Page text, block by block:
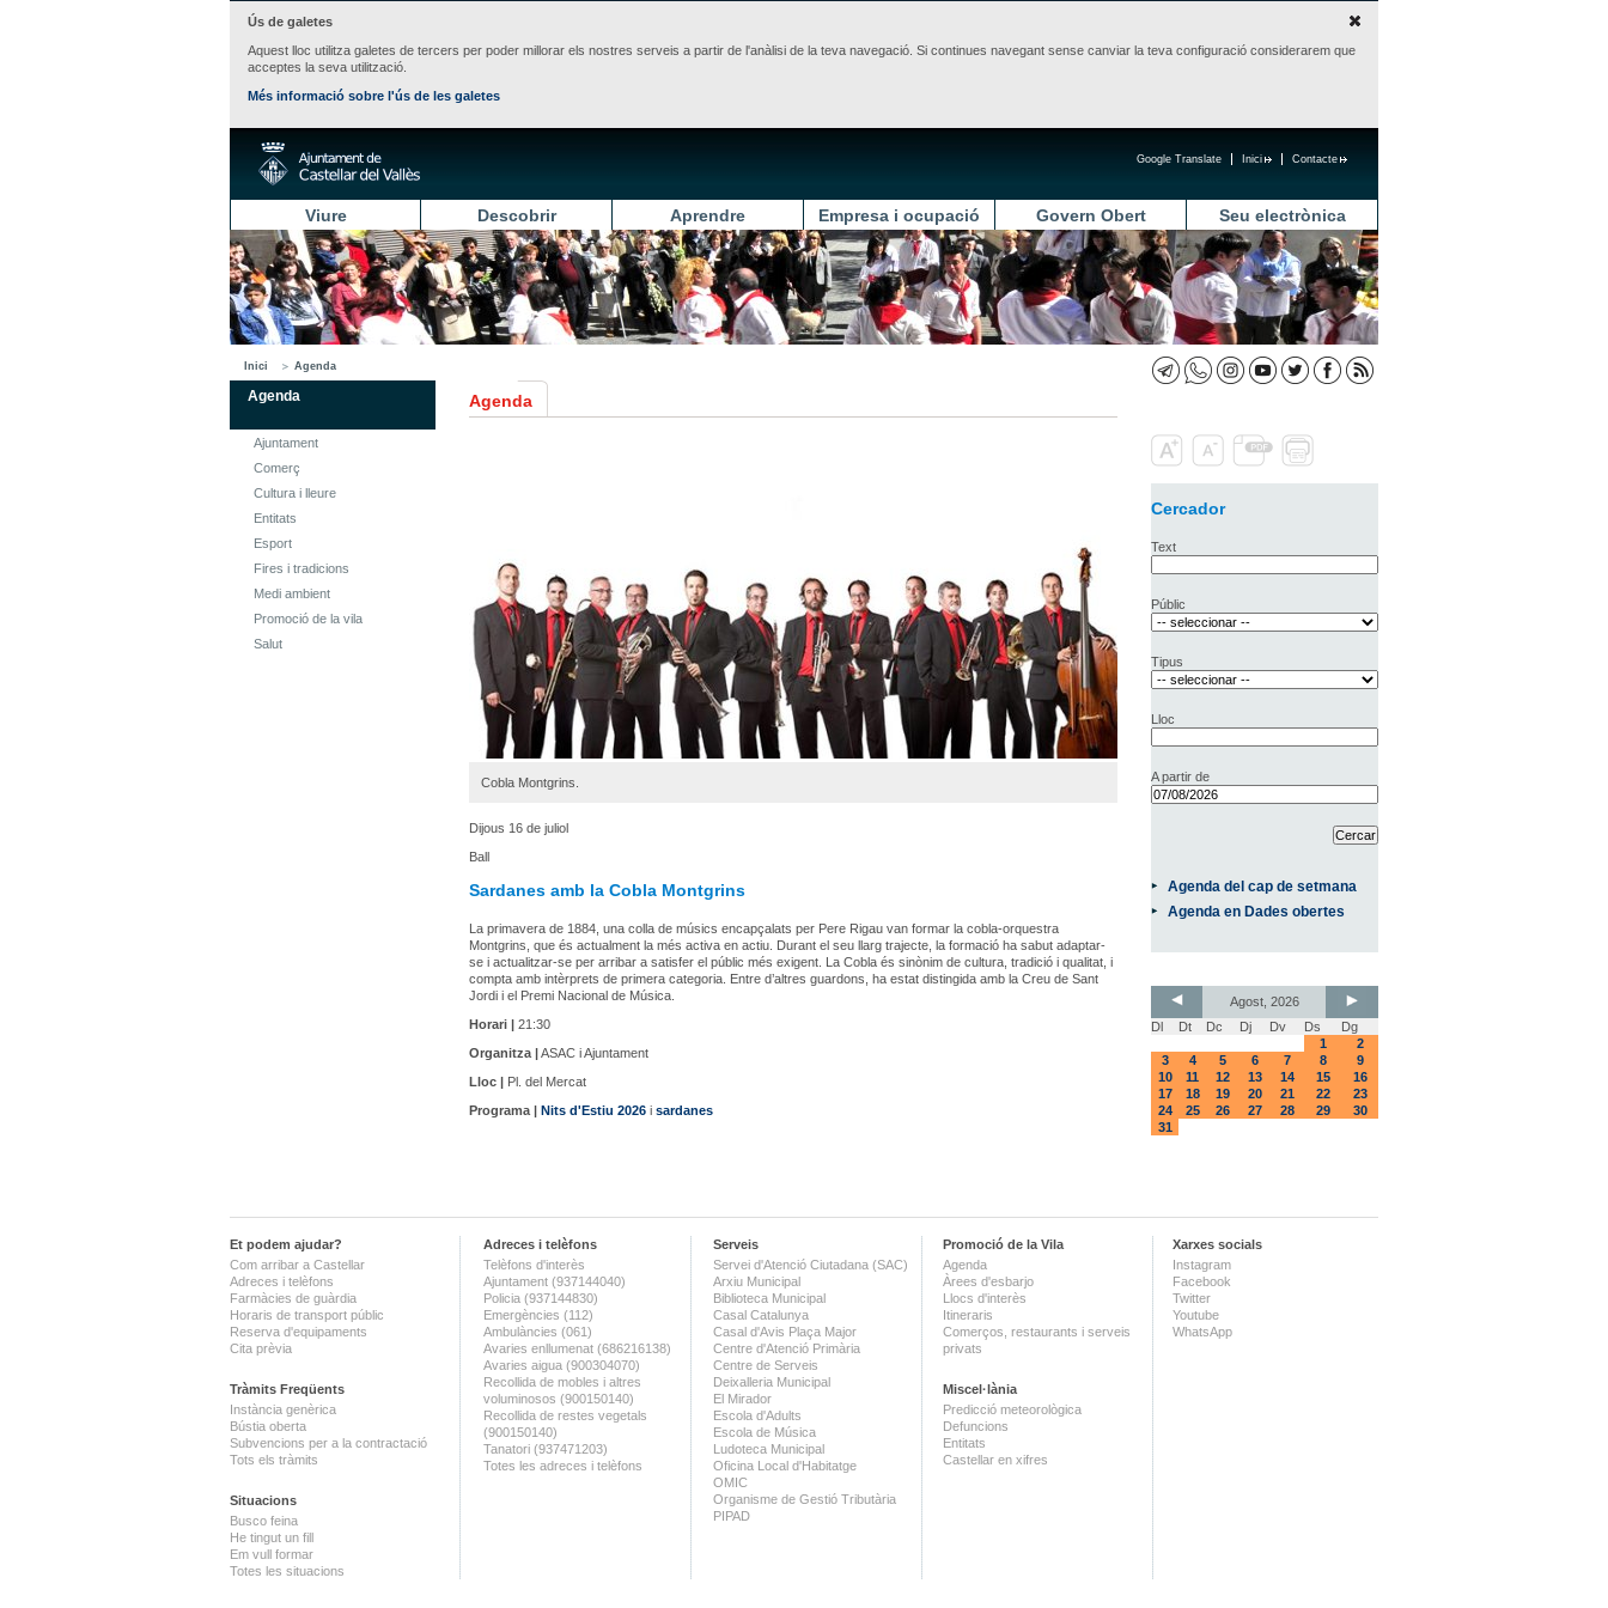
Ús de galetes
Aquest lloc utilitza galetes de tercers per poder millorar els nostres serveis a partir de l'anàlisi de la teva navegació. Si continues navegant sense canviar la teva configuració considerarem que
acceptes la seva utilització.
Més informació sobre l'ús de les galetes
Contacte
Inici
Google Translate
Viure Descobrir Aprendre Empresa i ocupació Govern Obert Seu electrònica
Inici Agenda
Agenda
Ajuntament
Comerç
Cultura i lleure
Entitats
Esport
Fires i tradicions
Medi ambient
Promoció de la vila
Salut
Agenda
Cobla Montgrins.
Dijous 16 de juliol
Ball
Sardanes amb la Cobla Montgrins
La primavera de 1884, una colla de músics encapçalats per Pere Rigau van formar la cobla-orquestra
Montgrins, que és actualment la més activa en actiu. Durant el seu llarg trajecte, la formació ha sabut adaptar-
se i actualitzar-se per arribar a satisfer el públic més exigent. La Cobla és sinònim de cultura, tradició i qualitat, i
compta amb intèrprets de primera categoria. Entre d’altres guardons, ha estat distingida amb la Creu de Sant
Jordi i el Premi Nacional de Música.
Horari | 21:30
Organitza |ASAC i Ajuntament
Lloc | Pl. del Mercat
Programa | Nits d'Estiu 2026 i sardanes
Cercador
Text
Públic
Tipus
Lloc
A partir de
Agenda del cap de setmana
Agenda en Dades obertes
Agost, 2026
Dl
Dt Dc Dj Dv Ds
Dg
1
2
3
4 5 6 7 8
9
10
11 12 13 14 15
16
17
18 19 20 21 22
23
24
25 26 27 28 29
30
31
Et podem ajudar?
Com arribar a Castellar
Adreces i telèfons
Farmàcies de guàrdia
Horaris de transport públic
Reserva d'equipaments
Cita prèvia
Tràmits Freqüents
Instància genèrica
Bústia oberta
Subvencions per a la contractació
Tots els tràmits
Situacions
Busco feina
He tingut un fill
Em vull formar
Totes les situacions
Adreces i telèfons
Telèfons d'interès
Ajuntament (937144040)
Policia (937144830)
Emergències (112)
Ambulàncies (061)
Avaries enllumenat (686216138)
Avaries aigua (900304070)
Recollida de mobles i altres
voluminosos (900150140)
Recollida de restes vegetals
(900150140)
Tanatori (937471203)
Totes les adreces i telèfons
Serveis
Servei d'Atenció Ciutadana (SAC)
Arxiu Municipal
Biblioteca Municipal
Casal Catalunya
Casal d'Avis Plaça Major
Centre d'Atenció Primària
Centre de Serveis
Deixalleria Municipal
El Mirador
Escola d'Adults
Escola de Música
Ludoteca Municipal
Oficina Local d'Habitatge
OMIC
Organisme de Gestió Tributària
PIPAD
Promoció de la Vila
Agenda
Àrees d'esbarjo
Llocs d'interès
Itineraris
Comerços, restaurants i serveis
privats
Miscel·lània
Predicció meteorològica
Defuncions
Entitats
Castellar en xifres
Xarxes socials
Instagram
Facebook
Twitter
Youtube
WhatsApp